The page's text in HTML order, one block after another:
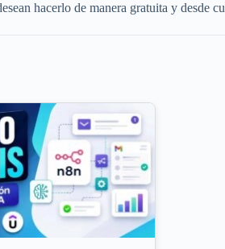
hacerlo de manera gratuita y desde